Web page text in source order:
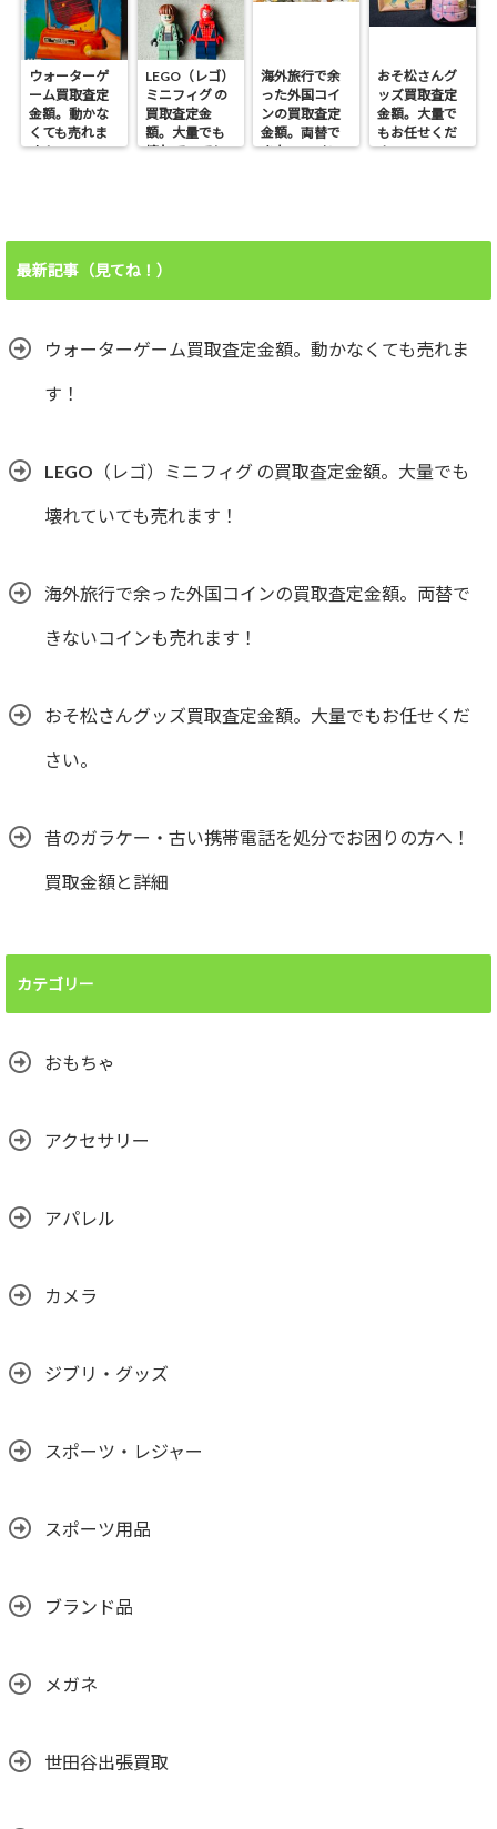
ウォーターゲ
ーム買取査定
金額。動かな
くても売れま
す！
LEGO（レゴ）
ミニフィグ の
買取査定金
額。大量でも
壊れていても
海外旅行で余
った外国コイ
ンの買取査定
金額。両替で
きないコイン
おそ松さんグ
ッズ買取査定
金額。大量で
もお任せくだ
さい。
最新記事（見てね！）
ウォーターゲーム買取査定金額。動かなくても売れま
す！
LEGO（レゴ）ミニフィグ の買取査定金額。大量でも
壊れていても売れます！
海外旅行で余った外国コインの買取査定金額。両替で
きないコインも売れます！
おそ松さんグッズ買取査定金額。大量でもお任せくだ
さい。
昔のガラケー・古い携帯電話を処分でお困りの方へ！
買取金額と詳細
カテゴリー
おもちゃ
アクセサリー
アパレル
カメラ
ジブリ・グッズ
スポーツ・レジャー
スポーツ用品
ブランド品
メガネ
世田谷出張買取